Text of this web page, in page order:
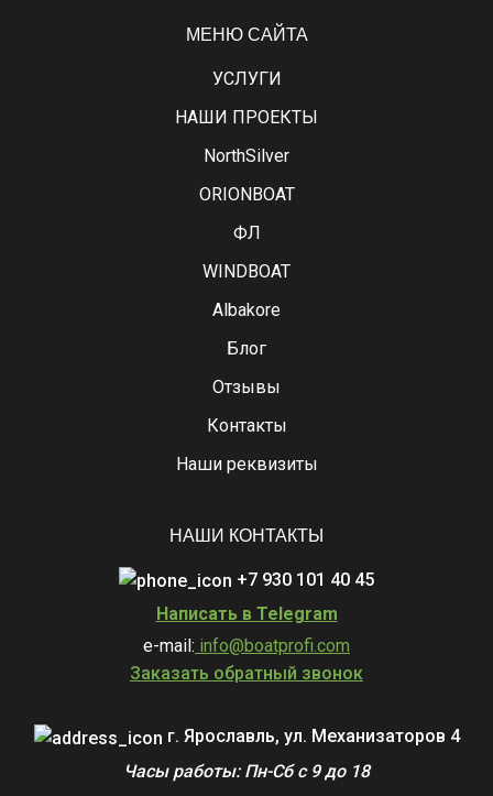
МЕНЮ САЙТА
УСЛУГИ
НАШИ ПРОЕКТЫ
NorthSilver
ORIONBOAT
ФЛ
WINDBOAT
Albakore
Блог
Отзывы
Контакты
Наши реквизиты
НАШИ КОНТАКТЫ
+7 930 101 40 45
Написать в Telegram
e-mail: info@boatprofi.com
Заказать обратный звонок
г. Ярославль, ул. Механизаторов 4
Часы работы: Пн-Сб с 9 до 18